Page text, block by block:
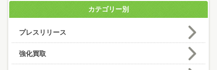
カテゴリー別
プレスリリース
強化買取